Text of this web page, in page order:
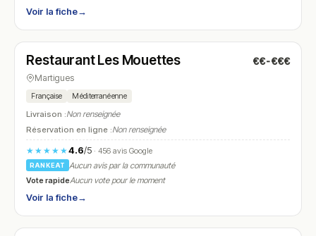
Voir la fiche→
N° 25
Restaurant Les Mouettes €€-€€€
Martigues
Française Méditerranéenne
Livraison :Non renseignée
Réservation en ligne :Non renseignée
★★★★★4.6/5· 456 avis Google
RANKEAT
Aucun avis par la communauté
Vote rapideAucun vote pour le moment
Voir la fiche→